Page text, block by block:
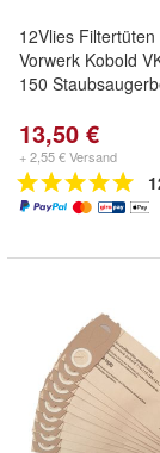
12Vlies
Vorwerk Kobold
150
13,50 €
+ 2,55 € Versand